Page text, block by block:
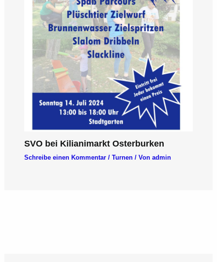
SVO bei Kilianimarkt Osterburken
Schreibe einen Kommentar / Turnen/ Von admin